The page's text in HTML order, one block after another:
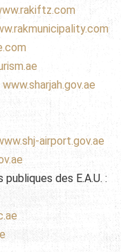
www.sharjah.gov.ae
airport.gov.ae
des E.A.U. :